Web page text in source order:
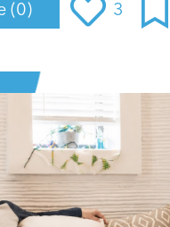
(0) 3